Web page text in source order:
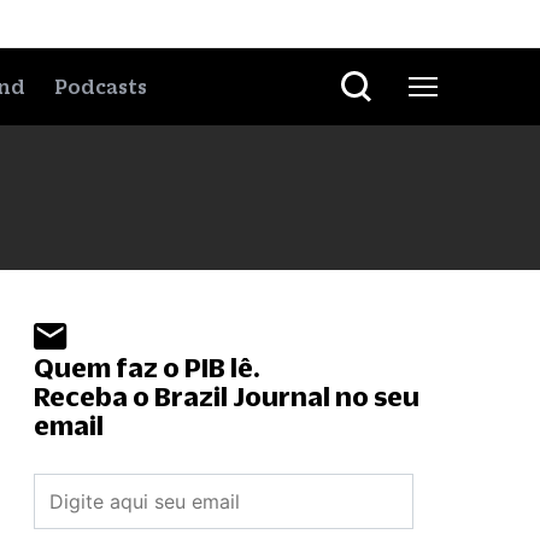
Podcasts
Quem faz o PIB lê.
Receba o Brazil Journal no seu
email